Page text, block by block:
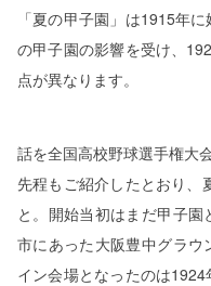
「夏の甲子園」は1915年
の甲子園の影響を受け、
点が異なります。
話を全国高校野球選手権大
先程もご紹介したとおり、
と。開始当初はまだ甲子
市にあった大阪豊中グラウ
イン会場となったのは